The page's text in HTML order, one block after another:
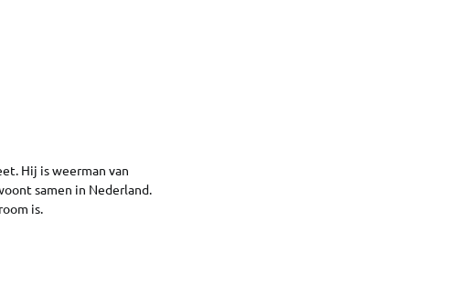
Hij is weerman van
samen in Nederland.
is.